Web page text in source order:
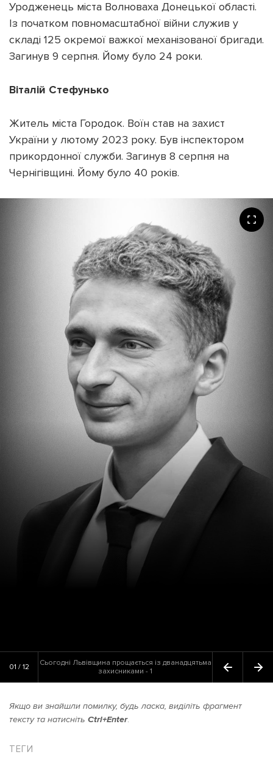
Уродженець міста Волноваха Донецької області.
Із початком повномасштабної війни служив у
складі 125 окремої важкої механізованої бригади.
Загинув 9 серпня. Йому було 24 роки.
Віталій Стефунько
Житель міста Городок. Воїн став на захист
України у лютому 2023 року. Був інспектором
прикордонної служби. Загинув 8 серпня на
Чернігівщині. Йому було 40 років.
01 / 12
Сьогодні Львівщина прощається із дванадцятьма
захисниками - 1
Якщо ви знайшли помилку, будь ласка, виділіть фрагмент
тексту та натисніть Ctrl+Enter.